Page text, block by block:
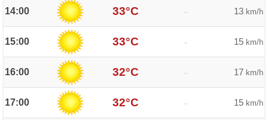
14:00 33°C - 13 km/h
15:00 33°C - 15 km/h
16:00 32°C - 17 km/h
17:00 32°C - 15 km/h